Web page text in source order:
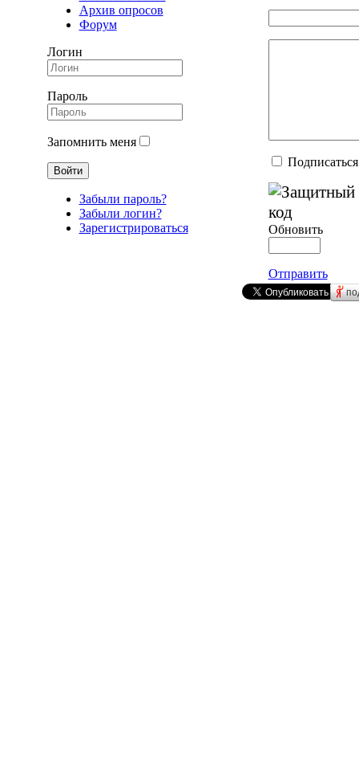
Архив опросов
Форум
Логин
Пароль
Запомнить меня
Забыли пароль?
Забыли логин?
Зарегистрироваться
Обновить
Отправить